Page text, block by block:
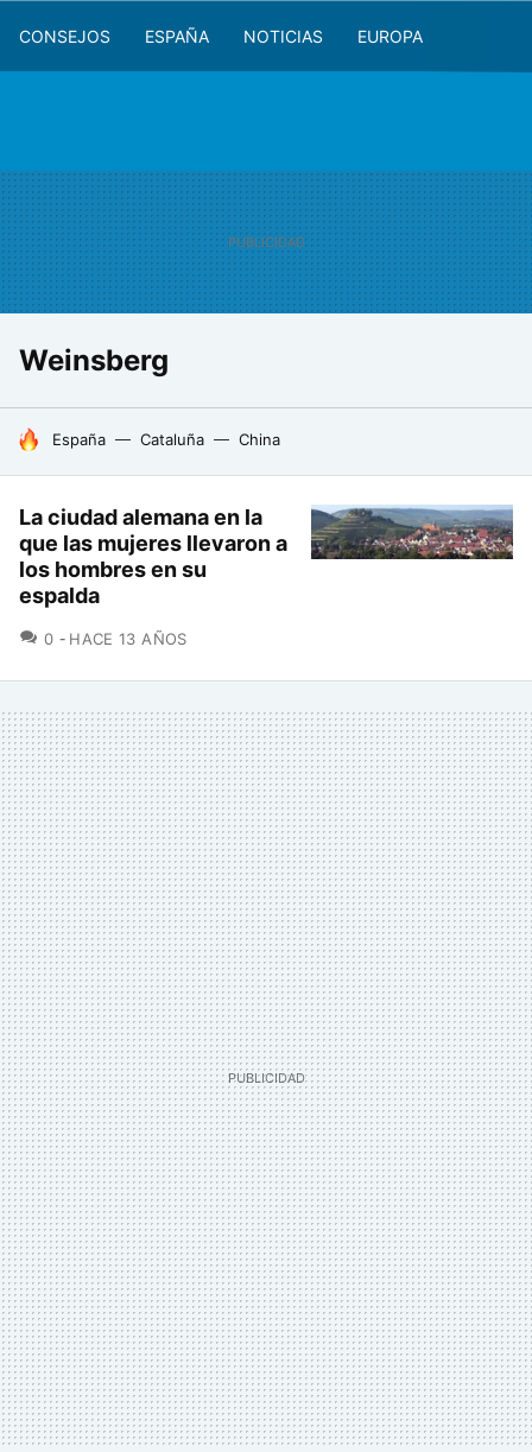
CONSEJOS ESPAÑA NOTICIAS EUROPA
Weinsberg
HOY SE HABLA DE
España Cataluña China
La ciudad alemana en la
que las mujeres llevaron a
los hombres en su
espalda
0 COMENTARIOS
HACE 13 AÑOS